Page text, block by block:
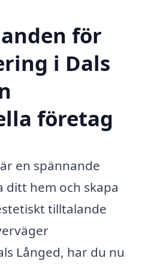
för
i Dals
företag
en spännande
hem och skapa
tilltalande
Långed, har du nu